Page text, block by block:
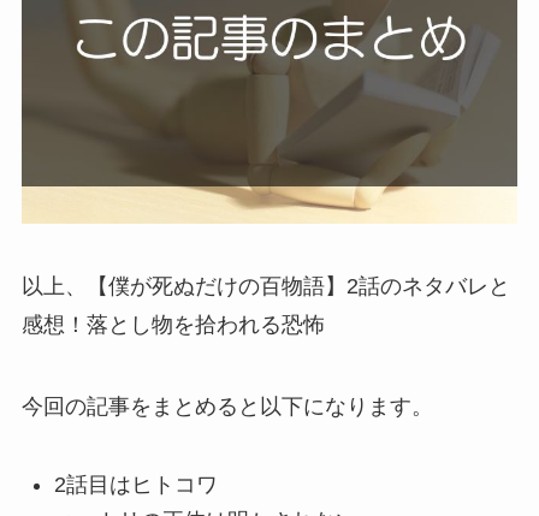
以上、【僕が死ぬだけの百物語】2話のネタバレと
感想！落とし物を拾われる恐怖
今回の記事をまとめると以下になります。
2話目はヒトコワ